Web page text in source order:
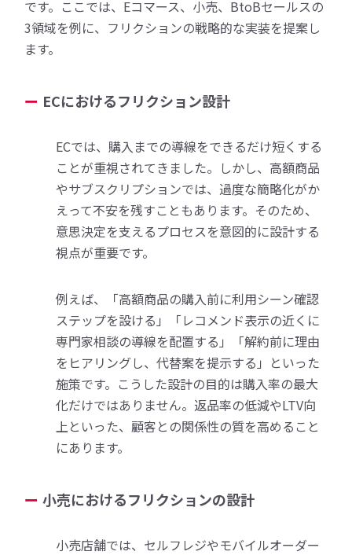
です。ここでは、Eコマース、小売、BtoBセールスの
3領域を例に、フリクションの戦略的な実装を提案し
ます。
ECにおけるフリクション設計
ECでは、購入までの導線をできるだけ短くする
ことが重視されてきました。しかし、高額商品
やサブスクリプションでは、過度な簡略化がか
えって不安を残すこともあります。そのため、
意思決定を支えるプロセスを意図的に設計する
視点が重要です。
例えば、「高額商品の購入前に利用シーン確認
ステップを設ける」「レコメンド表示の近くに
専門家相談の導線を配置する」「解約前に理由
をヒアリングし、代替案を提示する」といった
施策です。こうした設計の目的は購入率の最大
化だけではありません。返品率の低減やLTV向
上といった、顧客との関係性の質を高めること
にあります。
小売におけるフリクションの設計
小売店舗では、セルフレジやモバイルオーダー